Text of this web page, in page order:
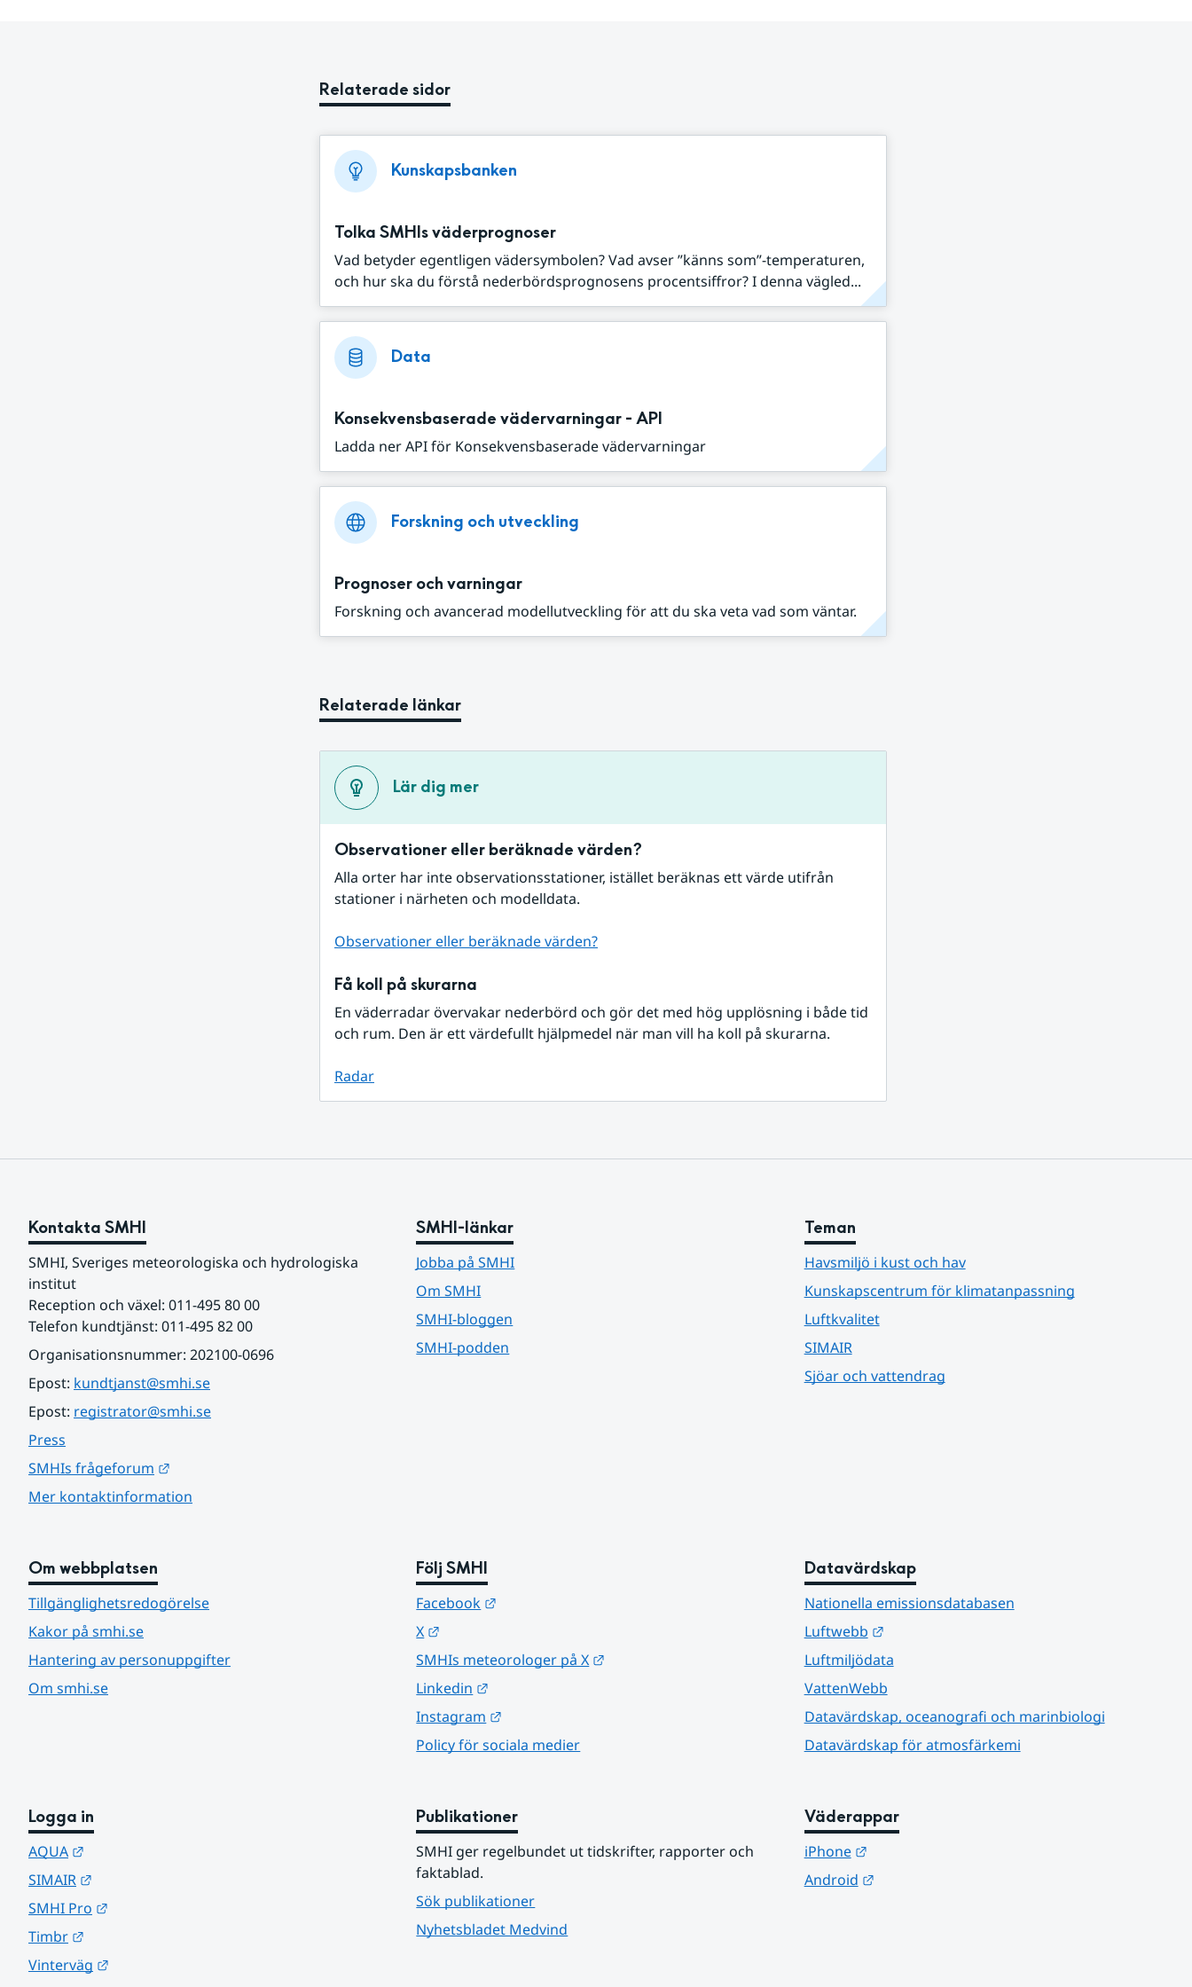
Relaterade sidor
Kunskapsbanken
Tolka SMHIs väderprognoser
Vad betyder egentligen vädersymbolen? Vad avser ”känns som”-temperaturen,
och hur ska du förstå nederbördsprognosens procentsiffror? I denna vägled...
Data
Konsekvensbaserade vädervarningar - API
Ladda ner API för Konsekvensbaserade vädervarningar
Forskning och utveckling
Prognoser och varningar
Forskning och avancerad modellutveckling för att du ska veta vad som väntar.
Relaterade länkar
Lär dig mer
Observationer eller beräknade värden?
Alla orter har inte observationsstationer, istället beräknas ett värde utifrån
stationer i närheten och modelldata.
Observationer eller beräknade värden?
Få koll på skurarna
En väderradar övervakar nederbörd och gör det med hög upplösning i både tid
och rum. Den är ett värdefullt hjälpmedel när man vill ha koll på skurarna.
Radar
Kontakta SMHI
SMHI, Sveriges meteorologiska och hydrologiska
institut
Reception och växel: 011-495 80 00
Telefon kundtjänst: 011-495 82 00
Organisationsnummer: 202100-0696
Epost: kundtjanst@smhi.se
Epost: registrator@smhi.se
Press
SMHIs frågeforum
Mer kontaktinformation
SMHI-länkar
Jobba på SMHI
Om SMHI
SMHI-bloggen
SMHI-podden
Teman
Havsmiljö i kust och hav
Kunskapscentrum för klimatanpassning
Luftkvalitet
SIMAIR
Sjöar och vattendrag
Om webbplatsen
Tillgänglighetsredogörelse
Kakor på smhi.se
Hantering av personuppgifter
Om smhi.se
Följ SMHI
Facebook
X
SMHIs meteorologer på X
Linkedin
Instagram
Policy för sociala medier
Datavärdskap
Nationella emissionsdatabasen
Luftwebb
Länk till annan webbplats.
Luftmiljödata
VattenWebb
Datavärdskap, oceanografi och marinbiologi
Datavärdskap för atmosfärkemi
Logga in
AQUA
SIMAIR
SMHI Pro
Timbr
Vinterväg
Publikationer
SMHI ger regelbundet ut tidskrifter, rapporter och
faktablad.
Sök publikationer
Nyhetsbladet Medvind
Väderappar
iPhone
Länk till annan webbplats.
Android
Länk till annan webbplats.